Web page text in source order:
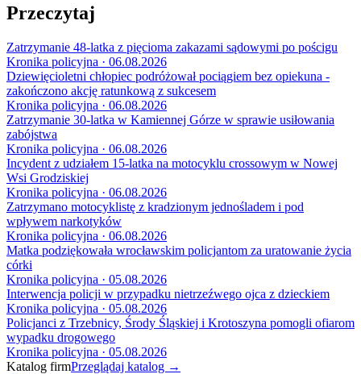
Przeczytaj
Zatrzymanie 48-latka z pięcioma zakazami sądowymi po pościgu
Kronika policyjna · 06.08.2026
Dziewięcioletni chłopiec podróżował pociągiem bez opiekuna -
zakończono akcję ratunkową z sukcesem
Kronika policyjna · 06.08.2026
Zatrzymanie 30-latka w Kamiennej Górze w sprawie usiłowania
zabójstwa
Kronika policyjna · 06.08.2026
Incydent z udziałem 15-latka na motocyklu crossowym w Nowej
Wsi Grodziskiej
Kronika policyjna · 06.08.2026
Zatrzymano motocyklistę z kradzionym jednośladem i pod
wpływem narkotyków
Kronika policyjna · 06.08.2026
Matka podziękowała wrocławskim policjantom za uratowanie życia
córki
Kronika policyjna · 05.08.2026
Interwencja policji w przypadku nietrzeźwego ojca z dzieckiem
Kronika policyjna · 05.08.2026
Policjanci z Trzebnicy, Środy Śląskiej i Krotoszyna pomogli ofiarom
wypadku drogowego
Kronika policyjna · 05.08.2026
Katalog firmPrzeglądaj katalog →